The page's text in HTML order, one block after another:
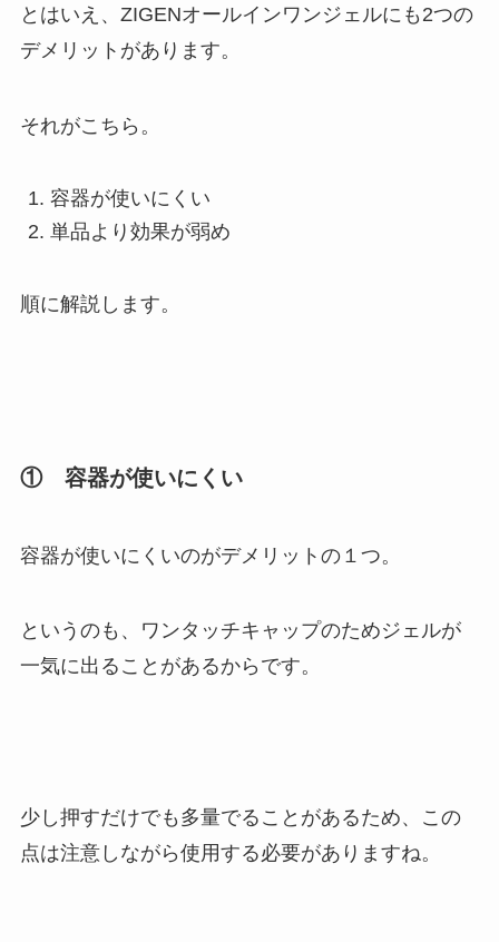
とはいえ、ZIGENオールインワンジェルにも2つの
デメリットがあります。
それがこちら。
容器が使いにくい
単品より効果が弱め
順に解説します。
① 容器が使いにくい
容器が使いにくいのがデメリットの１つ。
というのも、
ワンタッチキャップのためジェルが
一気に出ることがあるからです。
少し押すだけでも多量でることがあるため、この
点は注意しながら使用する必要がありますね。